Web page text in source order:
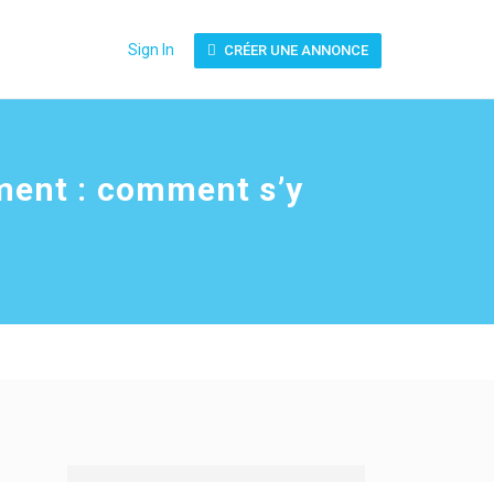
Sign In CRÉER UNE ANNONCE
: comment s’y